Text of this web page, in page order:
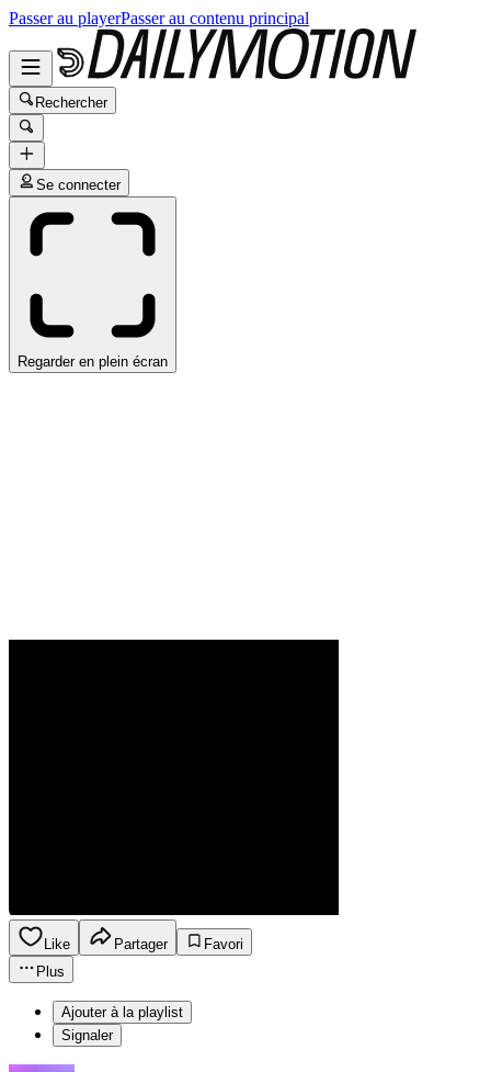
Passer au playerPasser au contenu principal
Rechercher
Se connecter
Regarder en plein écran
Like Partager
Favori
Plus
Ajouter à la playlist
Signaler